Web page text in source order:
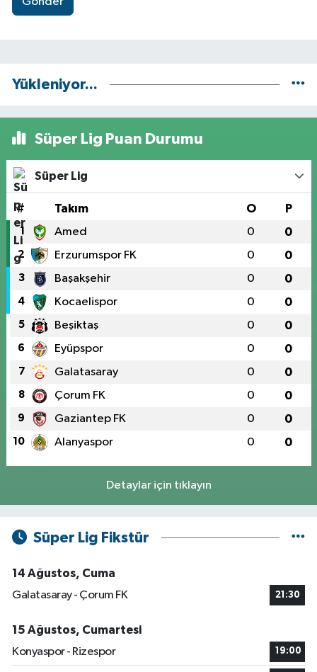
Yükleniyor...
Süper Lig Puan Durumu
Süper Lig
# Takım O P
1 Amed 0 0
2 Erzurumspor FK 0 0
3 Başakşehir 0 0
4 Kocaelispor 0 0
5 Beşiktaş 0 0
6 Eyüpspor 0 0
7 Galatasaray 0 0
8 Çorum FK 0 0
9 Gaziantep FK 0 0
10 Alanyaspor 0 0
Detaylar için tıklayın
Süper Lig Fikstür
14 Ağustos, Cuma
Galatasaray - Çorum FK
21:30
15 Ağustos, Cumartesi
Konyaspor - Rizespor
19:00